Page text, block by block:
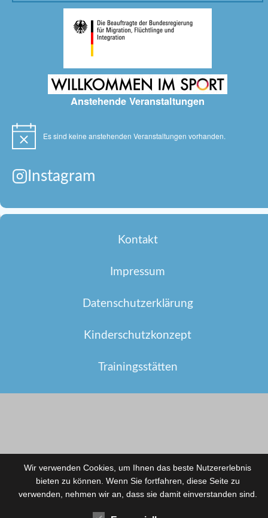
Anstehende Veranstaltungen
Hinweis Es sind keine anstehenden Veranstaltungen vorhanden.
Instagram
Kontakt
Impressum
Datenschutzerklärung
Kinderschutzkonzept
Trainingsstätten
Wir verwenden Cookies, um Ihnen das beste Nutzererlebnis
bieten zu können. Wenn Sie fortfahren, diese Seite zu
verwenden, nehmen wir an, dass sie damit einverstanden sind.